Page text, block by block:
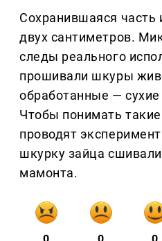
Сохранившаяся
двух сантиметров.
следы реального
прошивали шкуры
обработанные —
Чтобы понимать
проводят
шкурку зайца
мамонта.